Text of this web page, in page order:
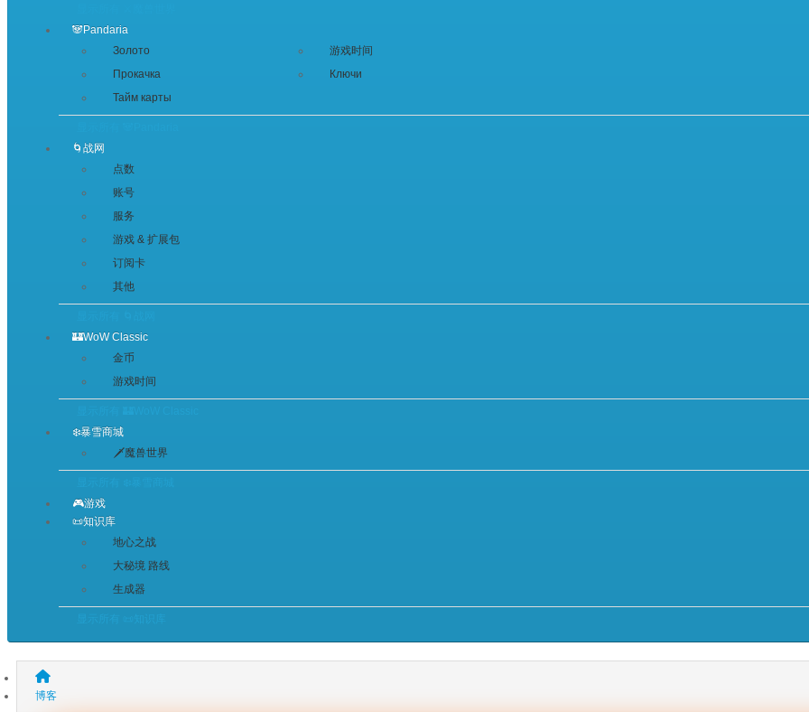
🐼Pandaria
Золото
Прокачка
Тайм карты
游戏时间
Ключи
🌀战网
点数
账号
服务
游戏 & 扩展包
订阅卡
其他
🏰WoW Classic
金币
游戏时间
❄️暴雪商城
🗡️魔兽世界
🎮游戏
📜知识库
地心之战
大秘境 路线
生成器
博客